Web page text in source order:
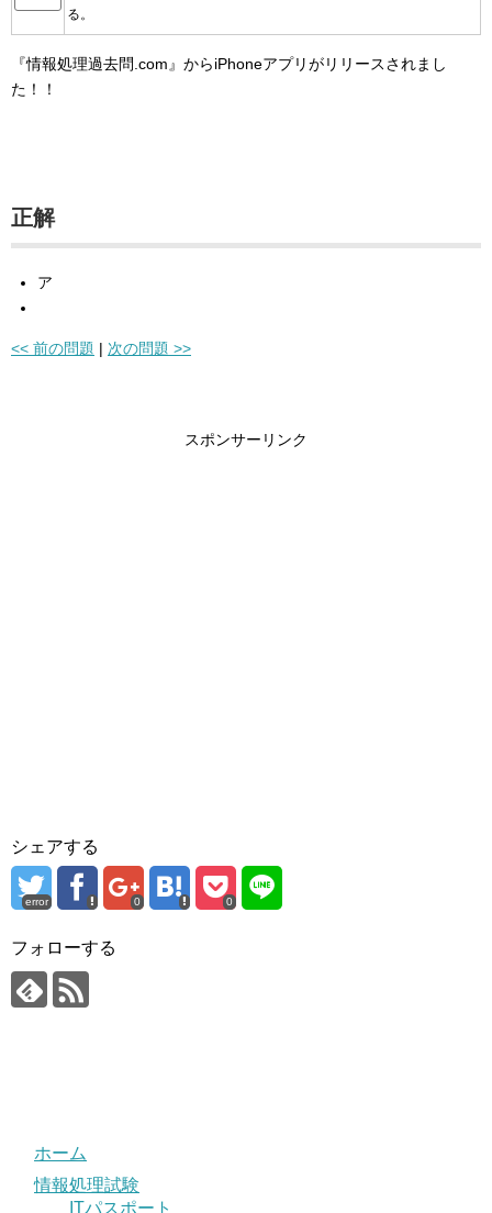
る。
『情報処理過去問.com』からiPhoneアプリがリリースされまし
た！！
正解
ア
<< 前の問題 | 次の問題 >>
スポンサーリンク
シェアする
error 0 0
フォローする
ホーム
情報処理試験
ITパスポート